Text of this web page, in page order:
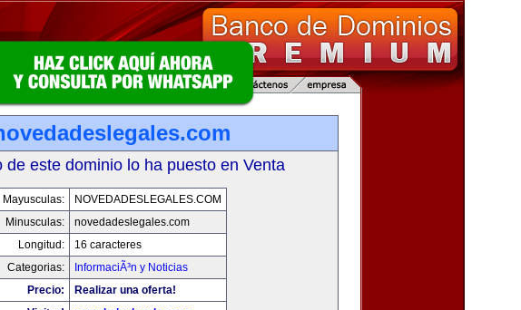
de este dominio lo ha puesto en Venta
Mayusculas:
NOVEDADESLEGALES.COM
Minusculas:
novedadeslegales.com
Longitud:
16 caracteres
Categorias:
InformaciÃ³n y Noticias
Precio:
Realizar una oferta!